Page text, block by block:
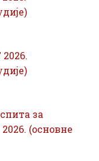
за
(основне